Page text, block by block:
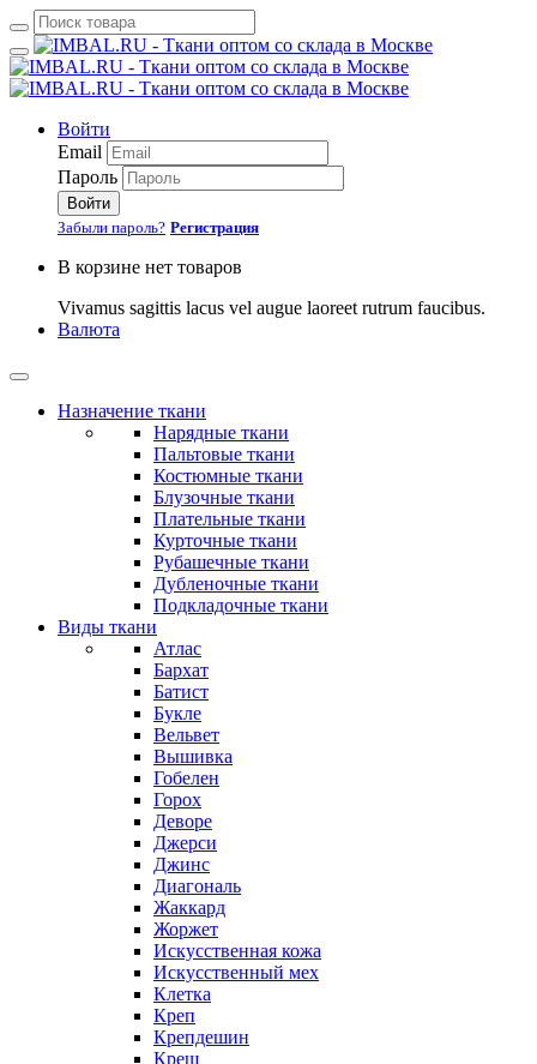
Войти
Email
Пароль
Войти
Забыли пароль? Регистрация
В корзине нет товаров
Vivamus sagittis lacus vel augue laoreet rutrum faucibus.
Валюта
Назначение ткани
Нарядные ткани
Пальтовые ткани
Костюмные ткани
Блузочные ткани
Плательные ткани
Курточные ткани
Рубашечные ткани
Дубленочные ткани
Подкладочные ткани
Виды ткани
Атлас
Бархат
Батист
Букле
Вельвет
Вышивка
Гобелен
Горох
Деворе
Джерси
Джинс
Диагональ
Жаккард
Жоржет
Искусственная кожа
Искусственный мех
Клетка
Креп
Крепдешин
Креш